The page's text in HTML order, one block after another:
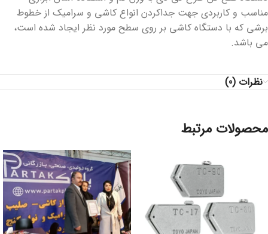
مناسب و کاربردی جهت جداکردن انواع کاشی و سرامیک از خطوط
برشی که با دستگاه کاشی بر روی سطح مورد نظر ایجاد شده است،
می باشد.
نظرات (0)
محصولات مرتبط